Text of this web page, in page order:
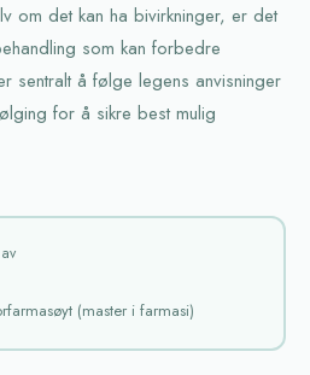
om det kan ha bivirkninger, er det
som kan forbedre
sentralt å følge legens anvisninger
for å sikre best mulig
(master i farmasi)